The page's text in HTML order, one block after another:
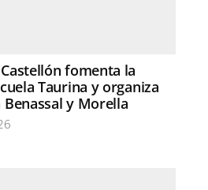
fomenta la
Taurina y organiza
y Morella